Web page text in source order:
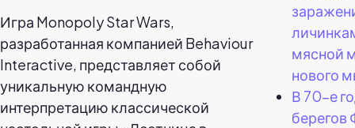
Игра Monopoly Star Wars,
разработанная компанией Behaviour
Interactive, представляет собой
уникальную командную
интерпретацию классической
мясной
нового
В 70-е